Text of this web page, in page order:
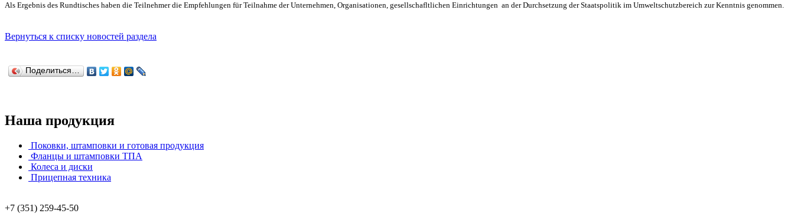
Als Ergebnis des Rundtisches haben die Teilnehmer die Empfehlungen für Teilnahme der Unternehmen, Organisationen, gesellschafltlichen Einrichtungen an der Durchsetzung der Staatspolitik im Umweltschutzbereich zur Kenntnis genommen.
Вернуться к списку новостей раздела
Поделиться…
Наша продукция
Поковки, штамповки и готовая продукция
Фланцы и штамповки ТПА
Колеса и диски
Прицепная техника
+7 (351) 259-45-50